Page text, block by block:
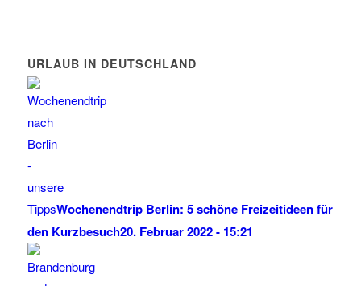
URLAUB IN DEUTSCHLAND
Wochenendtrip Berlin: 5 schöne Freizeitideen für
den Kurzbesuch20. Februar 2022 - 15:21